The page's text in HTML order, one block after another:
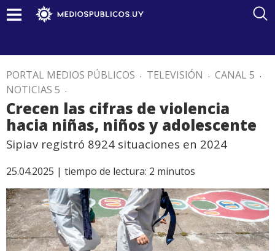
PORTAL MEDIOS PÚBLICOS . TELEVISIÓN . CANAL 5 .
NOTICIAS 5 .
Crecen las cifras de violencia
hacia niñas, niños y adolescente
Sipiav registró 8924 situaciones en 2024
25.04.2025 | tiempo de lectura: 2 minutos